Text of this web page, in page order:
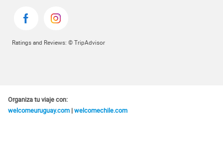
Ratings and Reviews: © TripAdvisor
Organiza tu viaje con:
welcomeuruguay.com |welcomechile.com